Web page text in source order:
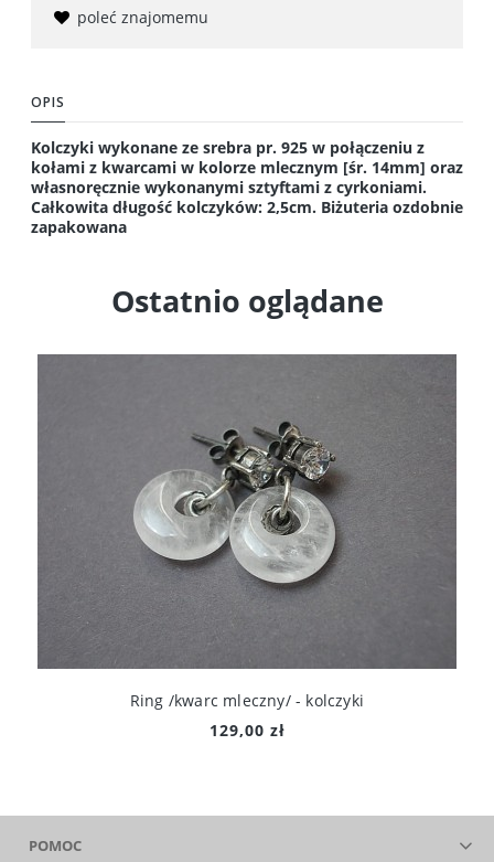
poleć znajomemu
OPIS
Kolczyki wykonane ze srebra pr. 925 w połączeniu z
kołami z kwarcami w kolorze mlecznym [śr. 14mm] oraz
własnoręcznie wykonanymi sztyftami z cyrkoniami.
Całkowita długość kolczyków: 2,5cm. Biżuteria ozdobnie
zapakowana
Ostatnio oglądane
Ring /kwarc mleczny/ - kolczyki
129,00 zł
POMOC